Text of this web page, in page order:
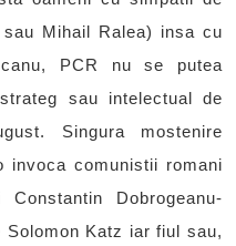
Mihail Ralea) insa cu
PCR nu se putea
sau intelectual de
Singura mostenire
comunistii romani
Dobrogeanu-
Katz iar fiul sau,